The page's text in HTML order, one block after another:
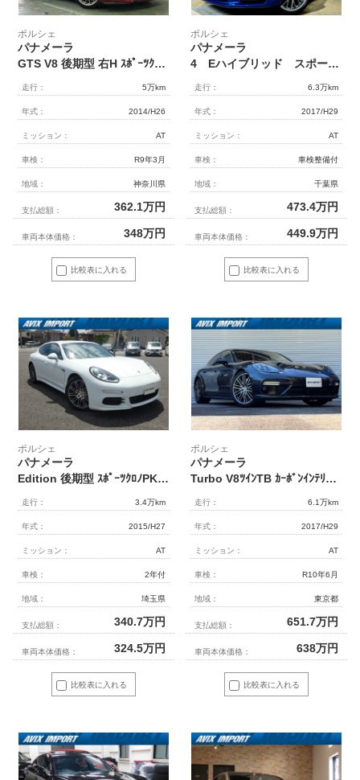
比較表に入れる
ポルシェ
パナメーラ
GTS V8 後期型 右H ｽﾎﾟｰﾂｸﾛﾉPKG 専用ｲﾝﾃﾘｱ 全席ｼｰﾄﾋｰﾀｰ 18wayﾊﾟﾜｰｼｰﾄ ｶｰﾎﾞﾝｲﾝﾃﾘｱPKG 純正ﾅﾋﾞ BOSEｻｳﾝﾄﾞ 全周ｶﾒﾗ＆PAS ｸﾙｺﾝ LEDﾍｯﾄﾞﾗｲﾄ(PDLSﾌﾟﾗｽ付) PASMｴｱｻｽ ｽﾎﾟｰﾂｴｸﾞｿﾞｰｽﾄ 赤ｷｬﾘﾊﾟｰ 純正20AW
走行： 5万km
年式： 2014/H26
ミッション： AT
車検： R9年3月
地域： 神奈川県
支払総額： 362.1万円
車両本体価格： 348万円
比較表に入れる
ポルシェ
パナメーラ
4 Eハイブリッド スポーツクロノパッケージ ブラックレザーインテリア オプション21インチデザインホイール リラクゼーションシート シートベンチレーション アダプティブクルーズコントロール
走行： 6.3万km
年式： 2017/H29
ミッション： AT
車検： 車検整備付
地域： 千葉県
支払総額： 473.4万円
車両本体価格： 449.9万円
比較表に入れる
ポルシェ
パナメーラ
Edition 後期型 ｽﾎﾟｰﾂｸﾛﾉPKG ﾍﾞｰｼﾞｭ革 LEDﾍｯﾄﾞﾗｲﾄ(PDLS+) ｽﾎﾟｰﾂｽﾃｱﾘﾝｸﾞ ｸﾚｽﾄｴﾝﾎﾞｽ加工ﾍｯﾄﾞﾚｽﾄ 全席ｼｰﾄﾋｰﾀｰ 純正SDﾅﾋﾞ地ﾃﾞｼﾞ360ｶﾒﾗ BOSEｻｳﾝﾄﾞ ｿﾌﾄｸﾛｰｽﾞD PASMｴｱｻｽ 純正20AW 禁煙 正規D車
走行： 3.4万km
年式： 2015/H27
ミッション： AT
車検： 2年付
地域： 埼玉県
支払総額： 340.7万円
車両本体価格： 324.5万円
比較表に入れる
ポルシェ
パナメーラ
Turbo V8ﾂｲﾝTB ｶｰﾎﾞﾝｲﾝﾃﾘｱﾄﾘﾑP 黒ｸﾚﾖﾝ革 PCMﾅﾋﾞBｶﾒﾗ BOSE 前後席Sﾋｰﾀｰ PDLS付LEDﾗｲﾄ Pﾃｰﾙｹﾞｰﾄ ﾊｲﾋﾞｰﾑｱｼｽﾄ ACC LCA LKA PASMｴｱｻｽ 分割可倒式ｼｰﾄ ﾒﾓﾘｰ付14Wayﾊﾟﾜｰｼｰﾄ 電動Rﾌﾞﾗｲﾝﾄﾞ 専用ｴｸｽﾃﾘｱ 911ﾀｰﾎﾞﾃﾞｻﾞｲﾝ21AW 禁煙 右H
走行： 6.1万km
年式： 2017/H29
ミッション： AT
車検： R10年6月
地域： 東京都
支払総額： 651.7万円
車両本体価格： 638万円